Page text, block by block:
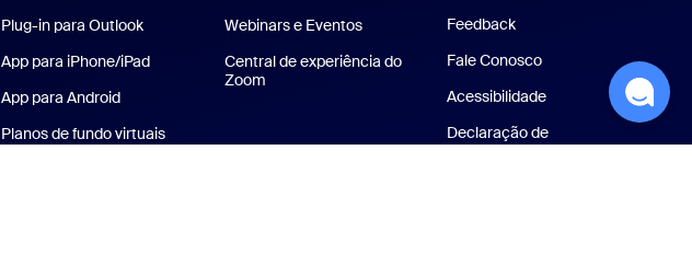
Plug-in para Outlook
App para iPhone/iPad
App para Android
Planos de fundo virtuais
Webinars e Eventos
Central de experiência do
Zoom
Feedback
Fale Conosco
Acessibilidade
Declaração de
transparência sobre